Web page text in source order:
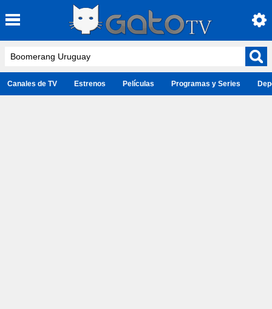
Canales de TV Estrenos Películas Programas y Series